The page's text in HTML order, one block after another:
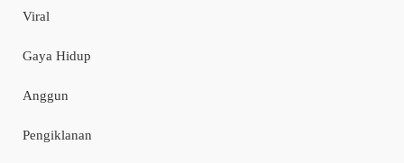
Viral
Gaya Hidup
Anggun
Pengiklanan